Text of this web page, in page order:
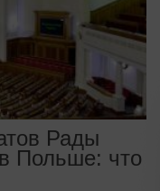
Рады
Польше: что